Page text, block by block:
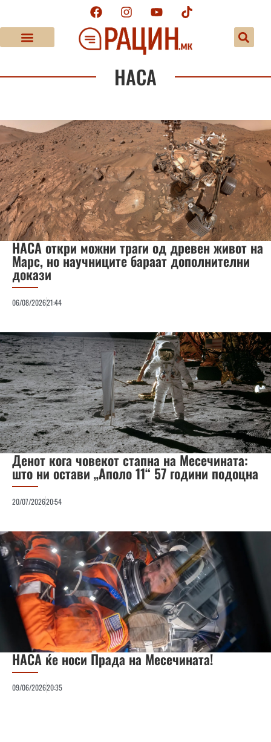
НАСА
НАСА откри можни траги од древен живот на
Марс, но научниците бараат дополнителни
докази
06/08/202621:44
Денот кога човекот стапна на Месечината:
што ни остави „Аполо 11“ 57 години подоцна
20/07/202620:54
НАСА ќе носи Прада на Месечината!
09/06/202620:35